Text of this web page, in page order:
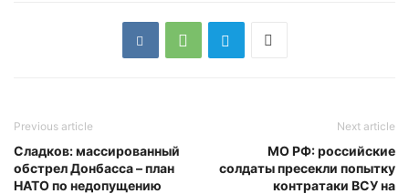
Previous article
Сладков: массированный
обстрел Донбасса – план
НАТО по недопущению
Next article
МО РФ: российские
солдаты пресекли попытку
контратаки ВСУ на